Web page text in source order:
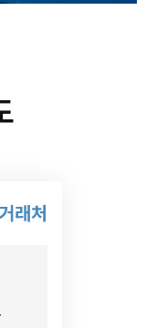
래처